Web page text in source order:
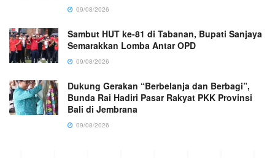
09/08/2026
Sambut HUT ke-81 di Tabanan, Bupati Sanjaya
Semarakkan Lomba Antar OPD
09/08/2026
Dukung Gerakan “Berbelanja dan Berbagi”,
Bunda Rai Hadiri Pasar Rakyat PKK Provinsi
Bali di Jembrana
09/08/2026